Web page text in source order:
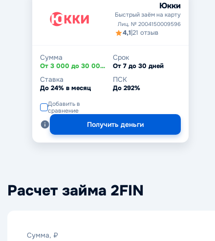
Юкки
Быстрый заём на карту
Лиц. № 2004150009596
4,1|21 отзыв
Сумма
От 3 000 до 30 000 ₽
Срок
От 7 до 30 дней
Ставка
До 24% в месяц
ПСК
До 292%
Добавить в
сравнение
Получить деньги
Расчет займа 2FIN
Сумма, ₽
Сумма,